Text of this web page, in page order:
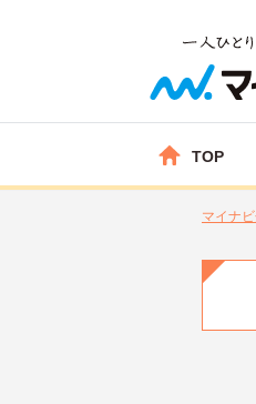
TOP
マイナ